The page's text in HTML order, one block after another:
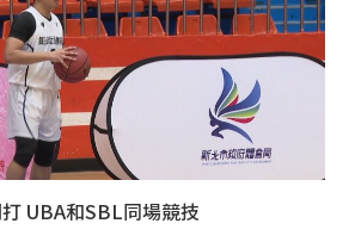
UBA和SBL同場競技